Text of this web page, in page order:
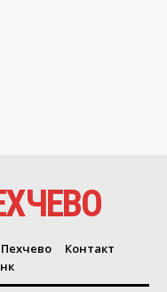
Контакт